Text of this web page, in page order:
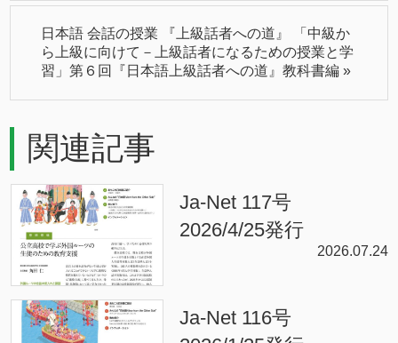
日本語 会話の授業 『上級話者への道』 「中級か
ら上級に向けて－上級話者になるための授業と学
習」第６回『日本語上級話者への道』教科書編 »
関連記事
Ja-Net 117号
2026/4/25発行
2026.07.24
Ja-Net 116号